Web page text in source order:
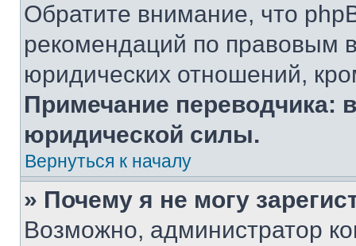
Обратите внимание, что
рекомендаций по правовым
юридических отношений,
Примечание переводчика:
юридической силы.
Вернуться к началу
» Почему я не могу
Возможно, администратор